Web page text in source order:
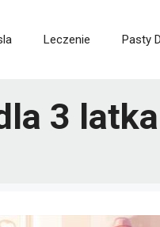
Leczenie Pasty
3 latka